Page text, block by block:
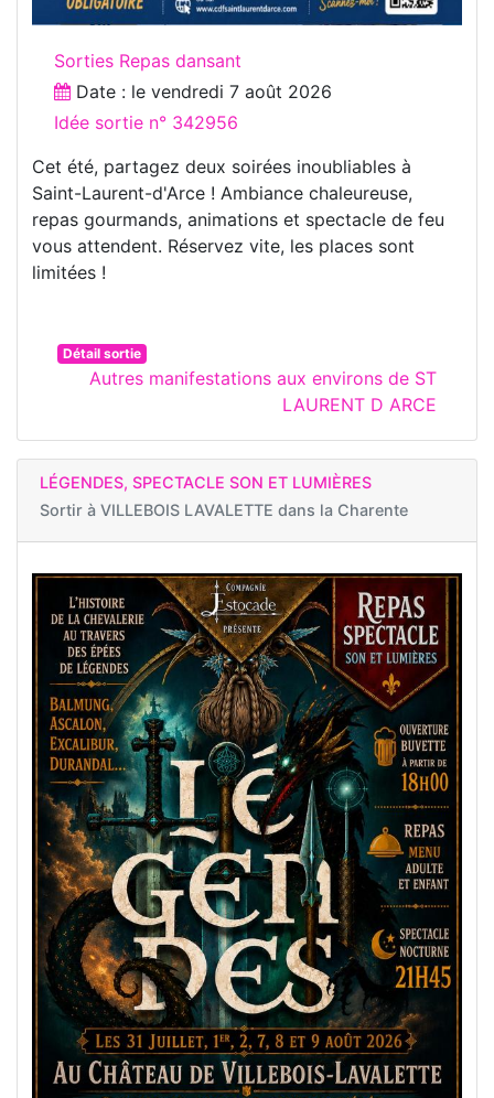
Sorties Repas dansant
Date : le vendredi 7 août 2026
Idée sortie n° 342956
Cet été, partagez deux soirées inoubliables à
Saint-Laurent-d'Arce ! Ambiance chaleureuse,
repas gourmands, animations et spectacle de feu
vous attendent. Réservez vite, les places sont
limitées !
Détail sortie
Autres manifestations aux environs de ST
LAURENT D ARCE
LÉGENDES, SPECTACLE SON ET LUMIÈRES
Sortir à VILLEBOIS LAVALETTE dans la Charente